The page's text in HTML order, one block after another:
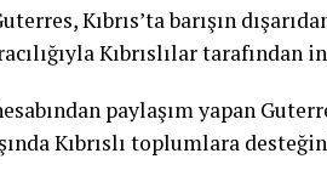
Kıbrıs’ta barışın
Kıbrıslılar tarafından
paylaşım yapan
Kıbrıslı toplumlara